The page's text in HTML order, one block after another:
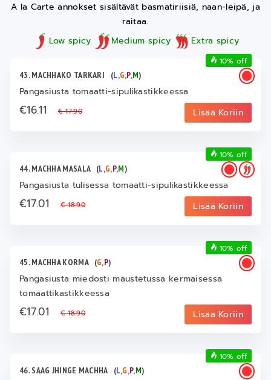
A la Carte annokset sisältävät basmatiriisiä, naan-leipä, ja
raitaa.
Low spicy
Medium spicy Extra spicy
43. MACHHAKO TARKARI (L,G,P,M)
Pangasiusta tomaatti-sipulikastikkeessa
€16.11€ 17.90 Lisää Koriin
10% off
44. MACHHA MASALA (L,G,P,M)
Pangasiusta tulisessa tomaatti-sipulikastikkeessa
€17.01€ 18.90 Lisää Koriin
10% off
45. MACHHA KORMA (G,P)
Pangasiusta miedosti maustetussa kermaisessa
tomaattikastikkeessa
€17.01€ 18.90 Lisää Koriin
10% off
46. SAAG JHINGE MACHHA (L,G,P,M)
10% off